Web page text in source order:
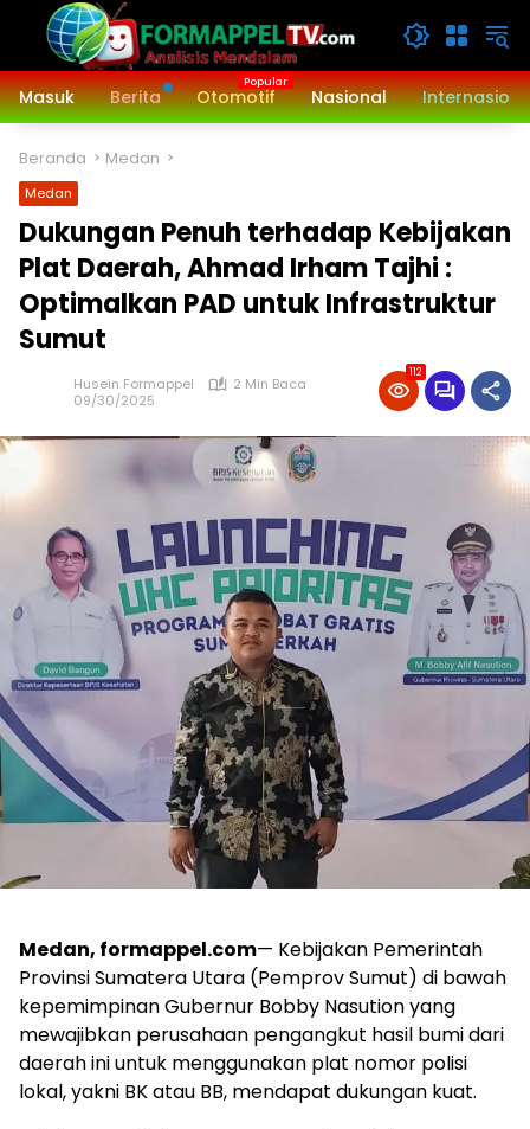
Langsung
konten
Masuk
Berita Otomotif Nasional
Beranda Medan
Medan
Dukungan Penuh terhadap Kebijakan
Plat Daerah, Ahmad Irham Tajhi :
Optimalkan PAD untuk Infrastruktur
Sumut
Husein Formappel
2 Min Baca
09/30/2025
112
Medan, formappel.com— Kebijakan Pemerintah
Provinsi Sumatera Utara (Pemprov Sumut) di bawah
kepemimpinan Gubernur Bobby Nasution yang
mewajibkan perusahaan pengangkut hasil bumi dari
daerah ini untuk menggunakan plat nomor polisi
lokal, yakni BK atau BB, mendapat dukungan kuat.